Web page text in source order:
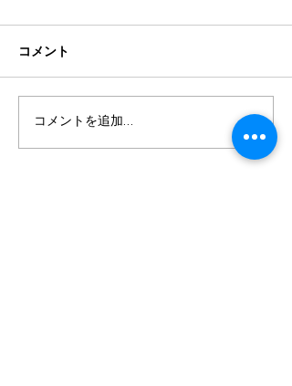
夏まじか！
コメント
コメントを追加…